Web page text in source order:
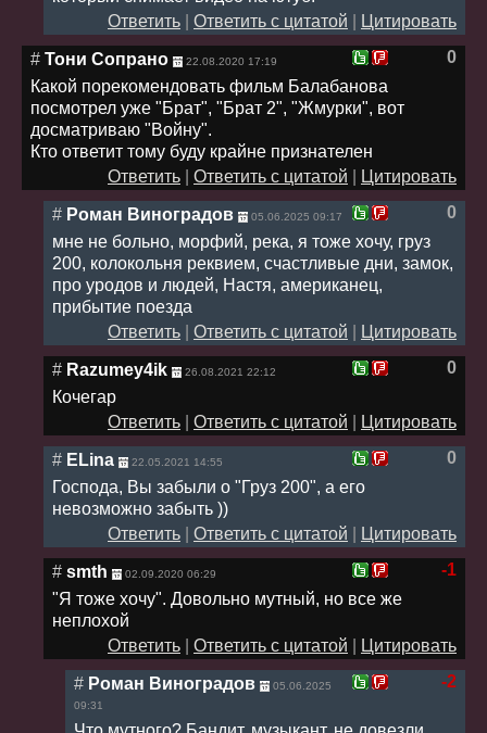
Ответить
Ответить с цитатой
Цитировать
0
# Тони Сопрано 22.08.2020 17:19
Какой порекомендовать фильм Балабанова
посмотрел уже "Брат", "Брат 2", "Жмурки", вот
досматриваю "Войну".
Кто ответит тому буду крайне признателен
Ответить
Ответить с цитатой
Цитировать
0
# Роман Виноградов 05.06.2025 09:17
мне не больно, морфий, река, я тоже хочу, груз
200, колокольня реквием, счастливые дни, замок,
про уродов и людей, Настя, американец,
прибытие поезда
Ответить
Ответить с цитатой
Цитировать
0
# Razumey4ik 26.08.2021 22:12
Кочегар
Ответить
Ответить с цитатой
Цитировать
0
# ELina 22.05.2021 14:55
Господа, Вы забыли о "Груз 200", а его
невозможно забыть ))
Ответить
Ответить с цитатой
Цитировать
-1
# smth 02.09.2020 06:29
"Я тоже хочу". Довольно мутный, но все же
неплохой
Ответить
Ответить с цитатой
Цитировать
-2
# Роман Виноградов
05.06.2025
09:31